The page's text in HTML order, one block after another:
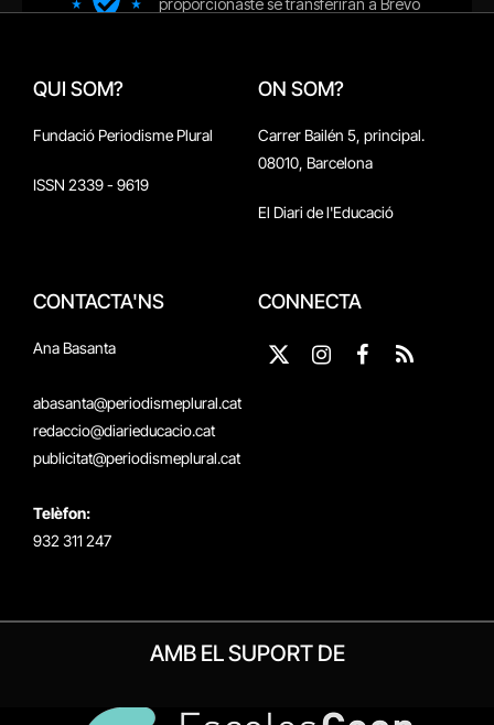
QUI SOM?
Fundació Periodisme Plural
ISSN 2339 - 9619
ON SOM?
Carrer Bailén 5, principal.
08010, Barcelona
El Diari de l'Educació
CONTACTA'NS
Ana Basanta
abasanta@periodismeplural.cat
redaccio@diarieducacio.cat
publicitat@periodismeplural.cat
Telèfon:
932 311 247
CONNECTA
X
Instagram
Facebook
RSS
AMB EL SUPORT DE